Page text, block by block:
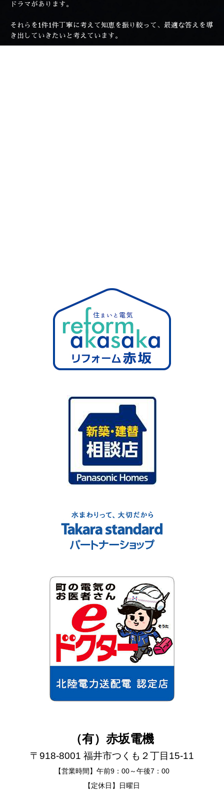
ドラマがあります。
それらを1件1件丁寧に考えて知恵を振り絞って、最適な答えを導
き出していきたいと考えています。
（有）赤坂電機
〒918-8001 福井市つくも２丁目15-11
【営業時間】午前9：00～午後7：00
【定休日】日曜日